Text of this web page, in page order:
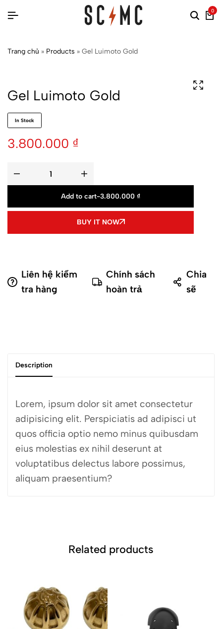
0
Trang chủ » Products » Gel Luimoto Gold
Gel Luimoto Gold
In Stock
3.800.000 ₫
Add to cart-3.800.000 ₫
BUY IT NOW
Liên hệ kiểm
tra hàng
Chính sách
hoàn trả
Chia
sẽ
Description
Lorem, ipsum dolor sit amet consectetur
adipisicing elit. Perspiciatis ad adipisci ut
quos officia optio nemo minus quibusdam
eius molestias ex nihil deserunt at
voluptatibus delectus labore possimus,
aliquam praesentium?
Related products